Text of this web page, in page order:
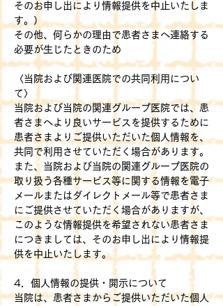
そのお申し出により情報提供を中止いたしま
す。）
その他、何らかの理由で患者さまへ連絡する
必要が生じたときのため
〈当院および関連医院での共同利用につい
て〉
当院および当院の関連グループ医院では、患
者さまへより良いサービスを提供するために
患者さまよりご提供いただいた個人情報を、
共同で利用させていただく場合があります。
また、当院および当院の関連グループ医院の
取り扱う各種サービス等に関する情報を電子
メールまたはダイレクトメール等で患者さま
にご提供させていただく場合がありますが、
このような情報提供を希望されない患者さま
につきましては、そのお申し出により情報提
供を中止いたします。
4．個人情報の提供・開示について
当院は、患者さまからご提供いただいた個人